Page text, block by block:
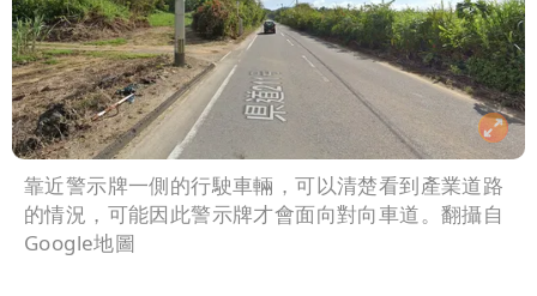
靠近警示牌一側的行駛車輛，可以清楚看到產業道路
的情況，可能因此警示牌才會面向對向車道。翻攝自
Google地圖